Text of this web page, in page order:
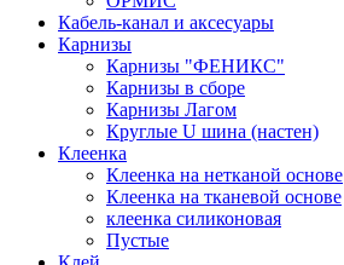
Кабель-канал и аксесуары
Карнизы
Карнизы "ФЕНИКС"
Карнизы в сборе
Карнизы Лагом
Круглые U шина (настен)
Клеенка
Клеенка на нетканой основе
Клеенка на тканевой основе
клеенка силиконовая
Пустые